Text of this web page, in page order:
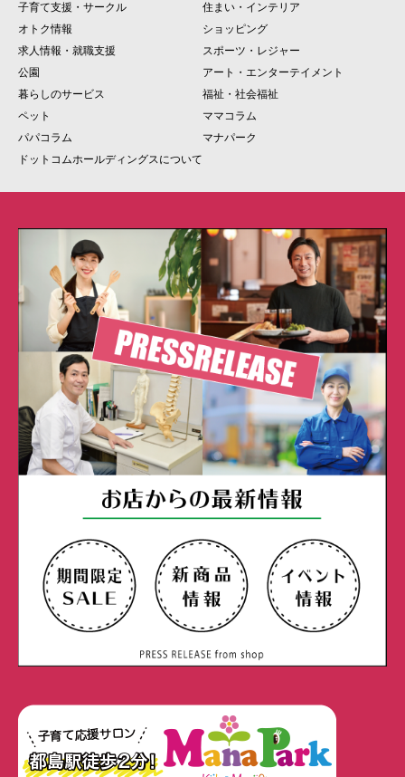
子育て支援・サークル
住まい・インテリア
オトク情報
ショッピング
求人情報・就職支援
スポーツ・レジャー
公園
アート・エンターテイメント
暮らしのサービス
福祉・社会福祉
ペット
ママコラム
パパコラム
マナパーク
ドットコムホールディングスについて